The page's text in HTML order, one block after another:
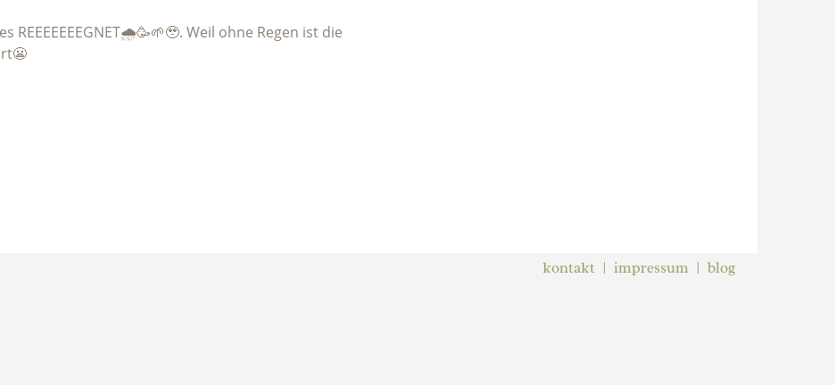
REEEEEEEGNET🌧️🥳🌱🥹. Weil ohne Regen ist die
kontakt impressum blog